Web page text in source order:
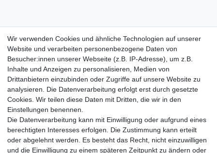
ca. Maße:
E-3037 36/S = Bundweite:35.5cm, Gesamtlänge:73cm,
Schrittlänge:47.5cm, Beinweite:23cm
E-3038 38/M= Bundweite:37.5cm, Gesamtlänge:73cm,
Schrittlänge:47.5cm, Beinweite:23.5cm
E-3039 40/L = Bundweite:41cm, Gesamtlänge:73cm,
Schrittlänge:47.5cm, Beinweite:25cm
Wir verwenden Cookies und ähnliche Technologien auf unserer
Website und verarbeiten personenbezogene Daten von
Besucher:innen unserer Webseite (z.B. IP-Adresse), um z.B.
Inhalte und Anzeigen zu personalisieren, Medien von
Drittanbietern einzubinden oder Zugriffe auf unsere Website zu
analysieren. Die Datenverarbeitung erfolgt erst durch gesetzte
Cookies. Wir teilen diese Daten mit Dritten, die wir in den
Einstellungen benennen.
Die Datenverarbeitung kann mit Einwilligung oder aufgrund eines
berechtigten Interesses erfolgen. Die Zustimmung kann erteilt
oder abgelehnt werden. Es besteht das Recht, nicht einzuwilligen
und die Einwilligung zu einem späteren Zeitpunkt zu ändern oder